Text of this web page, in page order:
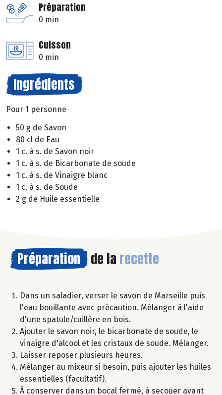
Préparation
0 min
Cuisson
0 min
Ingrédients
Pour 1 personne
50 g de Savon
80 cl de Eau
1 c. à s. de Savon noir
1 c. à s. de Bicarbonate de soude
1 c. à s. de Vinaigre blanc
1 c. à s. de Soude
2 g de Huile essentielle
Préparation de la recette
Dans un saladier, verser le savon de Marseille puis
l'eau bouillante avec précaution. Mélanger à l'aide
d'une spatule/cuillère en bois.
Ajouter le savon noir, le bicarbonate de soude, le
vinaigre d'alcool et les cristaux de soude. Mélanger.
Laisser reposer plusieurs heures.
Mélanger au mixeur si besoin, puis ajouter les huiles
essentielles (facultatif).
À conserver dans un bocal fermé, à secouer avant